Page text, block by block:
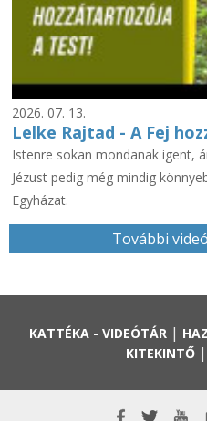
2026. 07. 13.
Lelke Rajtad - A Fej
Istenre sokan mondanak igent,
Jézust pedig még mindig
Egyházat.
További
KATTÉKA - VIDEÓTÁR |
KITEKINTŐ|